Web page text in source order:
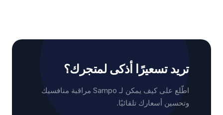
تريد تسعيرًا أذكى لمتجرك؟
اطّلع على كيف يمكن لـ Sampo مراقبة منافسيك
وتحسين أسعارك تلقائيًا.